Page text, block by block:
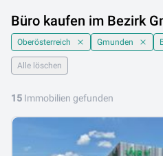
Büro kaufen im Bezirk
Oberösterreich Gmunden
Alle löschen
15 Immobilien gefunden